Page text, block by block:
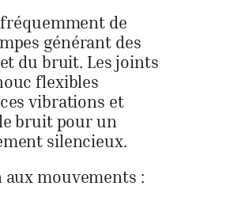
de
générant des
du bruit. Les joints
flexibles
vibrations et
bruit pour un
silencieux.
aux mouvements :